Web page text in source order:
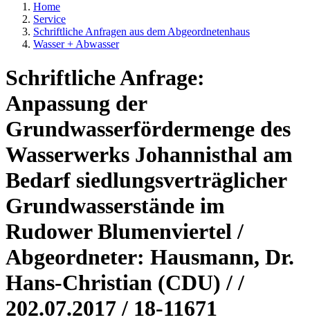
Home
Service
Schriftliche Anfragen aus dem Abgeordnetenhaus
Wasser + Abwasser
Schriftliche Anfrage:
Anpassung der
Grundwasserfördermenge des
Wasserwerks Johannisthal am
Bedarf siedlungsverträglicher
Grundwasserstände im
Rudower Blumenviertel /
Abgeordneter: Hausmann, Dr.
Hans-Christian (CDU) / /
202.07.2017 / 18-11671